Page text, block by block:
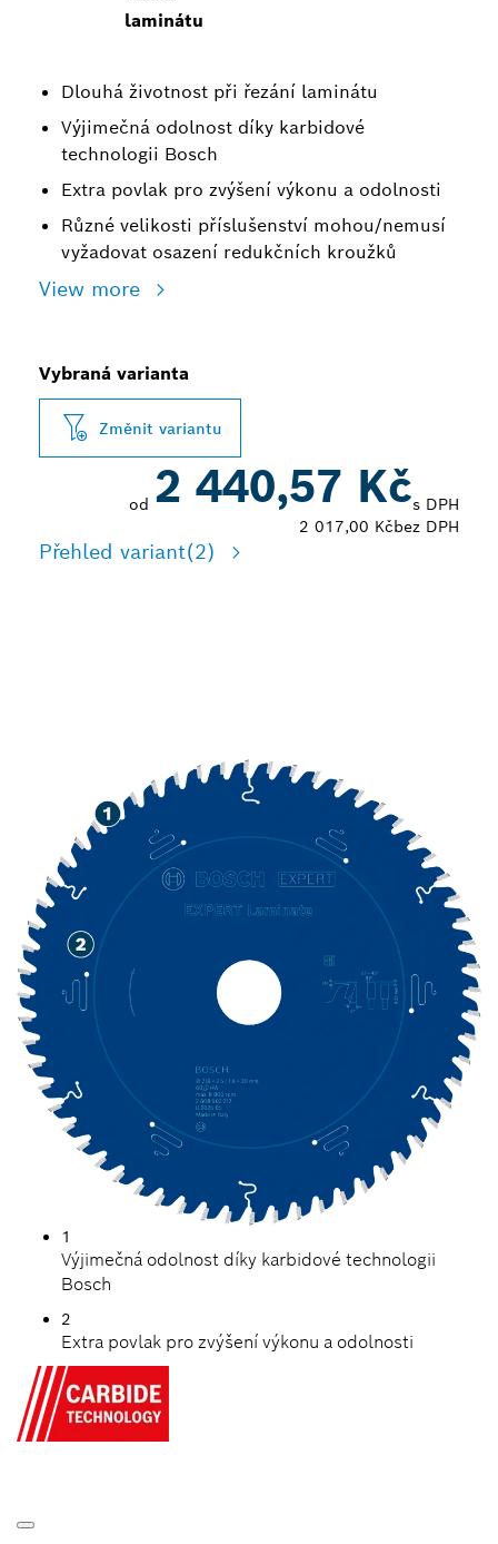
laminátu
Dlouhá životnost při řezání laminátu
Výjimečná odolnost díky karbidové
technologii Bosch
Extra povlak pro zvýšení výkonu a odolnosti
Různé velikosti příslušenství mohou/nemusí
vyžadovat osazení redukčních kroužků
View more
Vybraná varianta
Změnit variantu
od 2 440,57 Kčs DPH
2 017,00 Kčbez DPH
Přehled variant(2)
1
Výjimečná odolnost díky karbidové technologii
Bosch
2
Extra povlak pro zvýšení výkonu a odolnosti